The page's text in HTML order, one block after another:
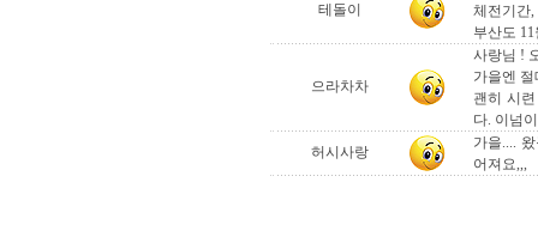
테돌이
체전기간,
부산도
으라차차
사랑님 !
가을엔
괜히 시
다. 이넘
허시사랑
가을....
어져요,,,